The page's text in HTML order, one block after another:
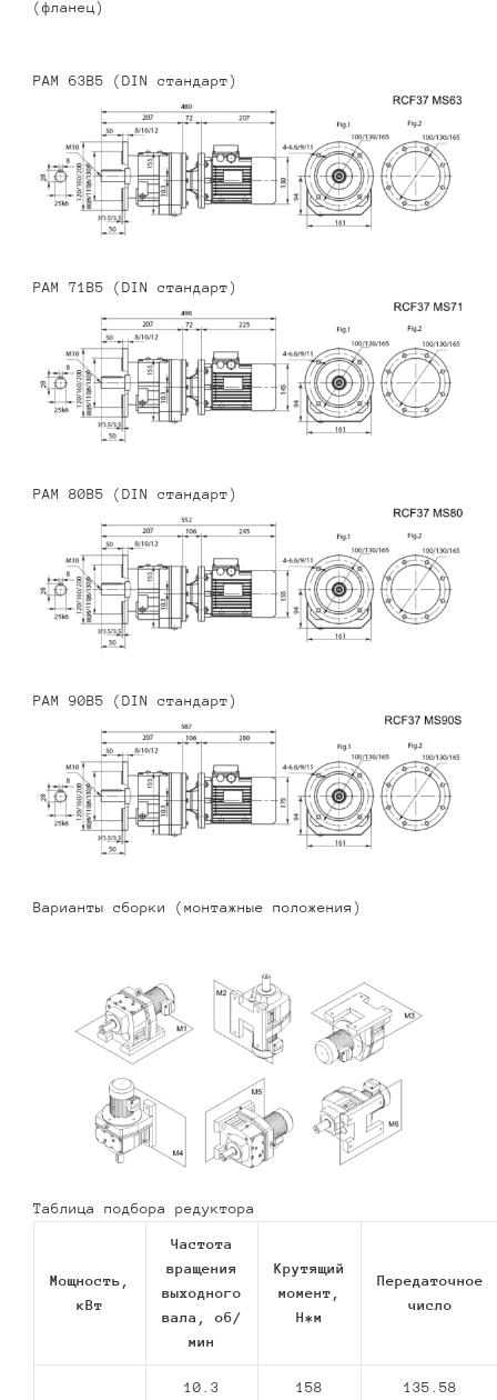
(фланец)
PAM 63B5 (DIN стандарт)
PAM 71B5 (DIN стандарт)
PAM 80B5 (DIN стандарт)
PAM 90B5 (DIN стандарт)
Варианты сборки (монтажные положения)
Таблица подбора редуктора
Мощность,
кВт
Частота
вращения
выходного
вала, об/
мин
Крутящий
момент,
Н*м
Передаточное
число
10.3 158 135.58